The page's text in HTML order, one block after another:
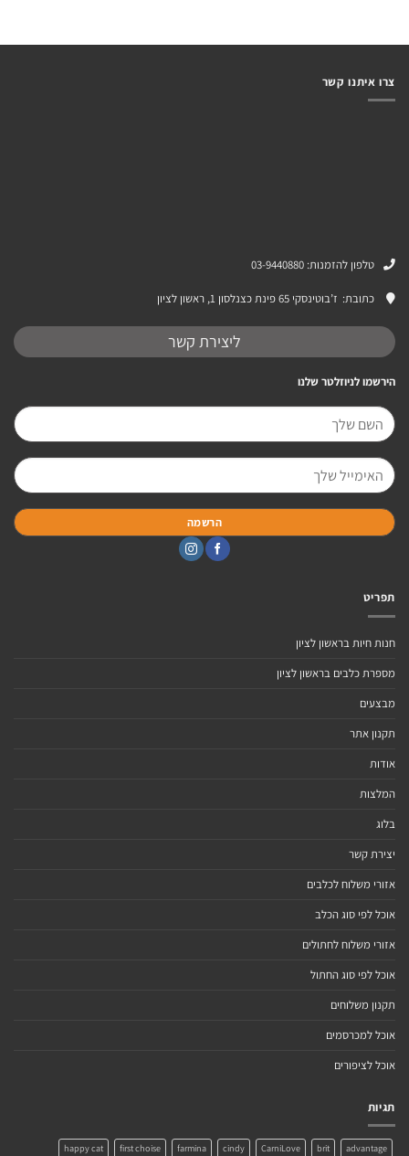
צרו איתנו קשר
טלפון להזמנות: 03-9440880
כתובת: ז’בוטינסקי 65 פינת כצנלסון 1, ראשון לציון
ליצירת קשר
הירשמו לניוזלטר שלנו
תפריט
חנות חיות בראשון לציון
מספרת כלבים בראשון לציון
מבצעים
תקנון אתר
אודות
המלצות
בלוג
יצירת קשר
אזורי משלוח לכלבים
אוכל לפי סוג הכלב
אזורי משלוח לחתולים
אוכל לפי סוג החתול
תקנון משלוחים
אוכל למכרסמים
אוכל לציפורים
תגיות
advantage
brit
CarniLove
cindy
farmina
first choise
happy cat